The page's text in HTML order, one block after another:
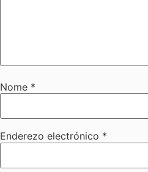
Nome *
Enderezo electrónico *